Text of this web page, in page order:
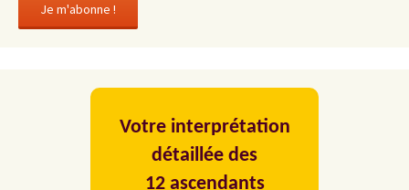
Votre interprétation
détaillée des
12 ascendants